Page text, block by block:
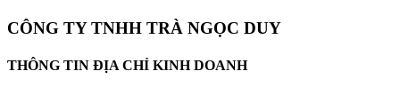
CÔNG TY TNHH TRÀ NGỌC DUY
THÔNG TIN ĐỊA CHỈ KINH DOANH